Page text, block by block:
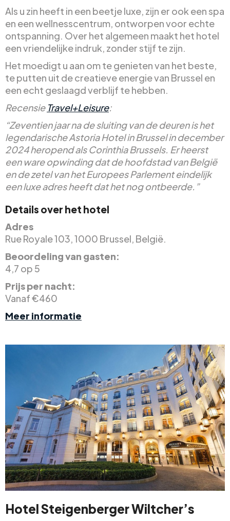
Als u zin heeft in een beetje luxe, zijn er ook een spa
en een wellnesscentrum, ontworpen voor echte
ontspanning. Over het algemeen maakt het hotel
een vriendelijke indruk, zonder stijf te zijn.
Het moedigt u aan om te genieten van het beste,
te putten uit de creatieve energie van Brussel en
een echt geslaagd verblijf te hebben.
Recensie Travel+Leisure:
“Zeventien jaar na de sluiting van de deuren is het
legendarische Astoria Hotel in Brussel in december
2024 heropend als Corinthia Brussels. Er heerst
een ware opwinding dat de hoofdstad van België
en de zetel van het Europees Parlement eindelijk
een luxe adres heeft dat het nog ontbeerde.”
Details over het hotel
Adres
Rue Royale 103, 1000 Brussel, België.
Beoordeling van gasten:
4,7 op 5
Prijs per nacht:
Vanaf €460
Meer informatie
Hotel Steigenberger Wiltcher’s